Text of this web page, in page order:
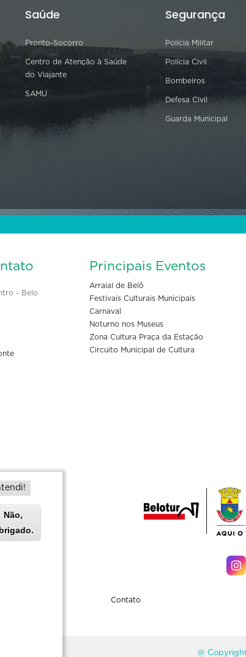
Saúde
Pronto-Socorro
Centro de Atenção à Saúde
do Viajante
SAMU
Segurança
Polícia Militar
Polícia Civil
Bombeiros
Defesa Civil
Guarda Municipal
- Belo
Principais Eventos
Arraial de Belô
Festivais Culturais Municipais
Carnaval
Noturno nos Museus
Zona Cultura Praça da Estação
Circuito Municipal de Cultura
Contato
@
Não,